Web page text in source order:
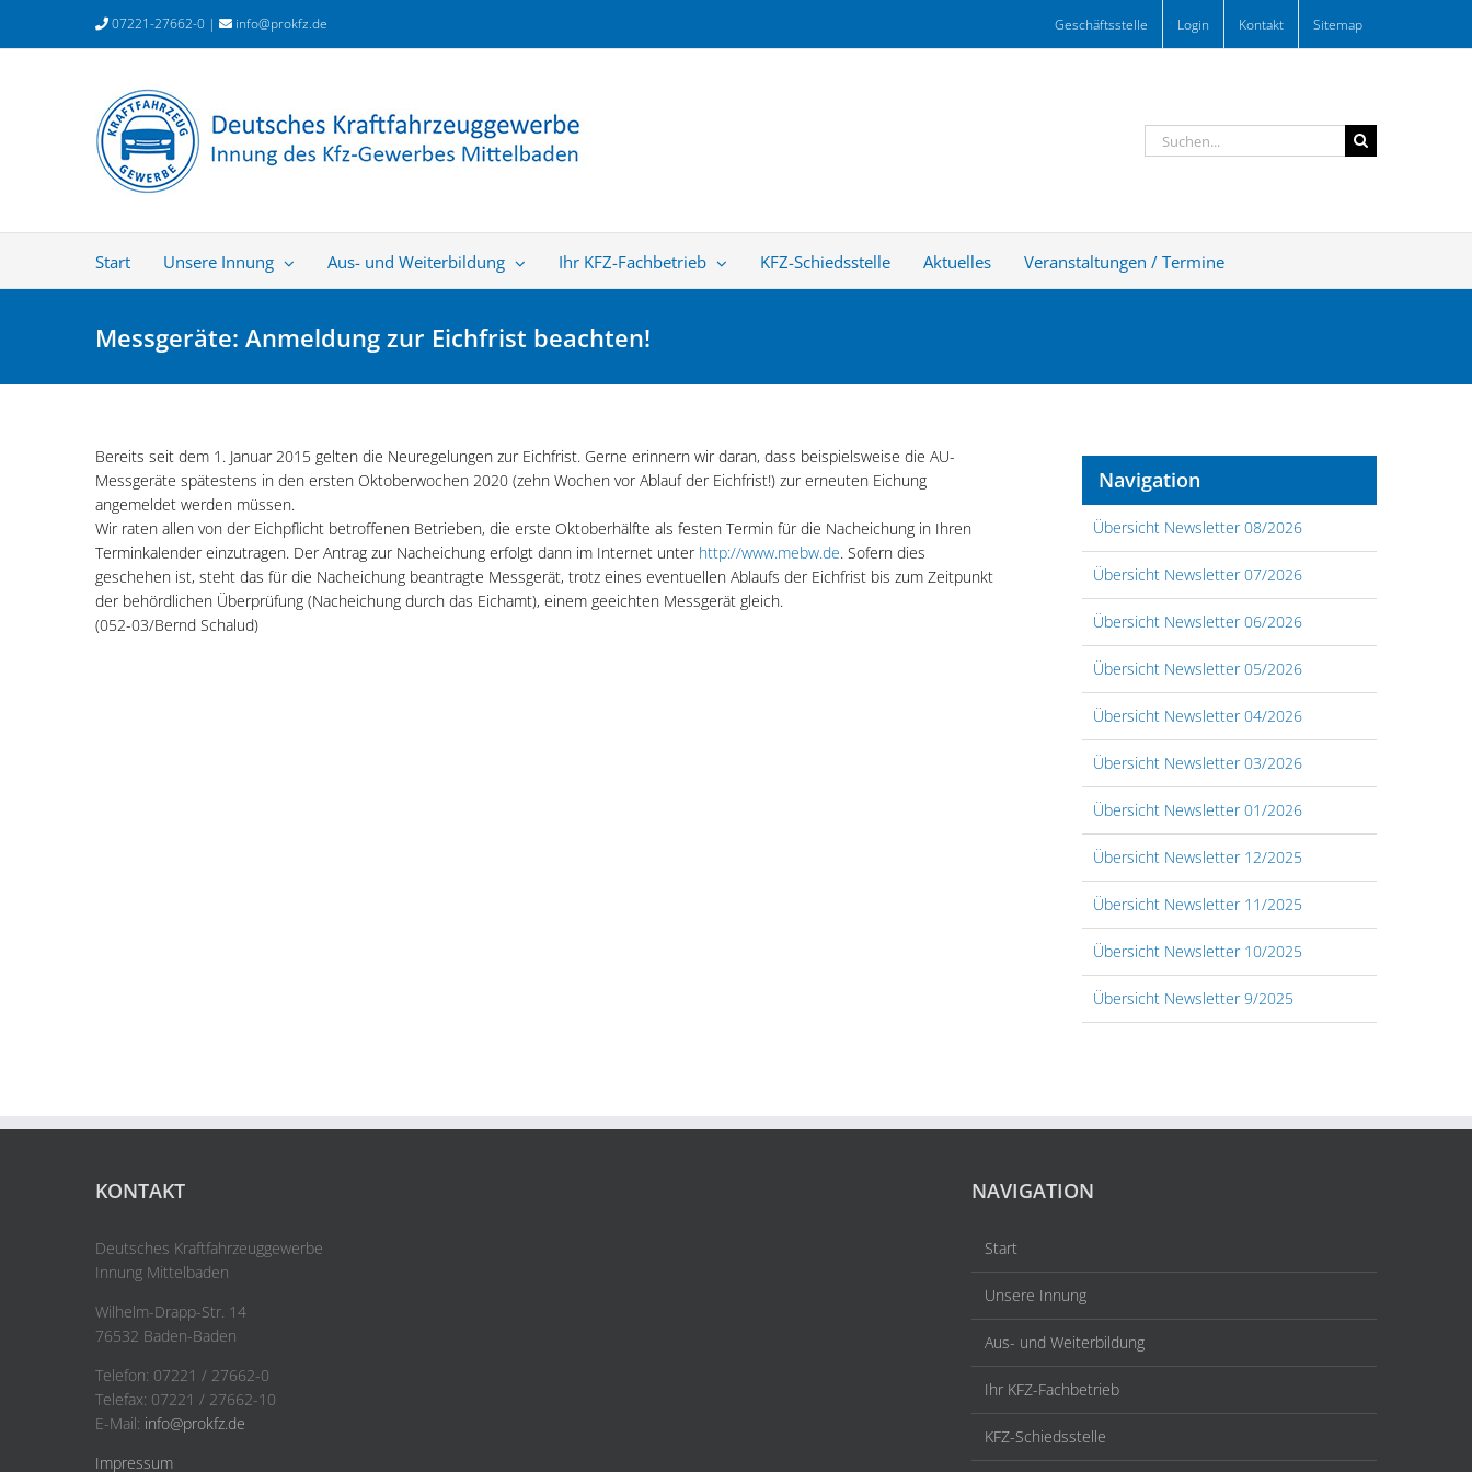
07221-27662-0 | info@prokfz.de Geschäftsstelle Login Kontakt Sitemap
Suche
nach:
Start Unsere Innung Aus- und Weiterbildung Ihr KFZ-Fachbetrieb KFZ-Schiedsstelle Aktuelles Veranstaltungen / Termine
Messgeräte: Anmeldung zur Eichfrist beachten!
Bereits seit dem 1. Januar 2015 gelten die Neuregelungen zur Eichfrist. Gerne erinnern wir daran, dass beispielsweise die AU-
Messgeräte spätestens in den ersten Oktoberwochen 2020 (zehn Wochen vor Ablauf der Eichfrist!) zur erneuten Eichung
angemeldet werden müssen.
Wir raten allen von der Eichpflicht betroffenen Betrieben, die erste Oktoberhälfte als festen Termin für die Nacheichung in Ihren
Terminkalender einzutragen. Der Antrag zur Nacheichung erfolgt dann im Internet unter http://www.mebw.de. Sofern dies
geschehen ist, steht das für die Nacheichung beantragte Messgerät, trotz eines eventuellen Ablaufs der Eichfrist bis zum Zeitpunkt
der behördlichen Überprüfung (Nacheichung durch das Eichamt), einem geeichten Messgerät gleich.
(052-03/Bernd Schalud)
Navigation
Übersicht Newsletter 08/2026
Übersicht Newsletter 07/2026
Übersicht Newsletter 06/2026
Übersicht Newsletter 05/2026
Übersicht Newsletter 04/2026
Übersicht Newsletter 03/2026
Übersicht Newsletter 01/2026
Übersicht Newsletter 12/2025
Übersicht Newsletter 11/2025
Übersicht Newsletter 10/2025
Übersicht Newsletter 9/2025
KONTAKT
Deutsches Kraftfahrzeuggewerbe
Innung Mittelbaden
Wilhelm-Drapp-Str. 14
76532 Baden-Baden
Telefon: 07221 / 27662-0
Telefax: 07221 / 27662-10
E-Mail: info@prokfz.de
Impressum
NAVIGATION
Start
Unsere Innung
Aus- und Weiterbildung
Ihr KFZ-Fachbetrieb
KFZ-Schiedsstelle